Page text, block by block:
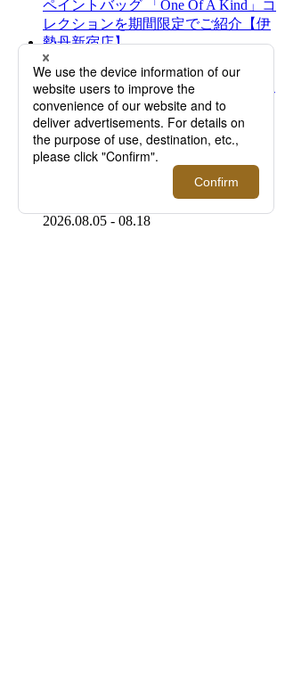
2026.08.05 - 08.18
＜モロー・パリ＞｜マーカージュペイントバ
ッグ 「One Of A Kind」コレクションを期間
限定でご紹介【伊勢丹新宿店】
2026.08.05 - 08.18